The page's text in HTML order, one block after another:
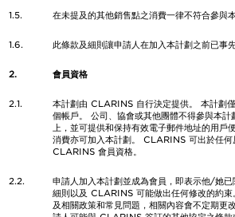
1.5. 在未提及的其他銷售點之消費一律不符合參與本
1.6. 此條款及細則讓申請人在加入本計劃之前已事先
2. 會員資格
2.1.
本計劃由 CLARINS 自行決定提供。 本計劃
個帳戶。 公司、協會或其他團體不得參與本計
上，並可提供和保持有效電子郵件地址的用戶
消費亦可加入本計劃。 CLARINS 可出於任
CLARINS 會員資格。
2.2.
申請人加入本計劃並成為會員，即表示他/她
細則以及 CLARINS 可能做出任何修改的約束
及相關政策和常見問題，相關內容會不定期更